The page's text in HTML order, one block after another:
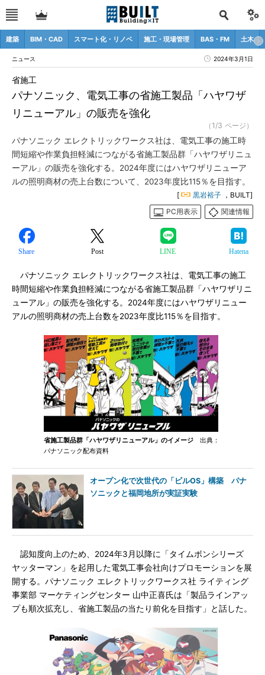
建築 BIM・CAD スマート化・リノベ 施工・現場管理 BAS・FM 土木
ニュース 2024年3月1日
パナソニック、電気工事の省施工製品「ハヤワザ
リニューアル」の販売を強化
省施工
（1/3 ページ）
パナソニック エレクトリックワークス社は、電気工事の施工時
間短縮や作業負担軽減につながる省施工製品群「ハヤワザリニュ
ーアル」の販売を強化する。2024年度にはハヤワザリニューア
ルの照明商材の売上台数について、2023年度比115％を目指す。
[ 黒岩裕子 ，BUILT]
PC用表示
関連情報
Share Post LINE Hatena
パナソニック エレクトリックワークス社は、電気工事の施工
時間短縮や作業負担軽減につながる省施工製品群「ハヤワザリニ
ューアル」の販売を強化する。2024年度にはハヤワザリニュー
アルの照明商材の売上台数を2023年度比115％を目指す。
省施工製品群「ハヤワザリニューアル」のイメージ 出典：
パナソニック配布資料
オープン化で次世代の「ビルOS」構築 パナ
ソニックと福岡地所が実証実験
認知度向上のため、2024年3月以降に「タイムボンシリーズ
ヤッターマン」を起用した電気工事会社向けプロモーションを展
開する。パナソニック エレクトリックワークス社 ライティング
事業部 マーケティングセンター 山中正喜氏は「製品ラインアッ
プも順次拡充し、省施工製品の当たり前化を目指す」と話した。